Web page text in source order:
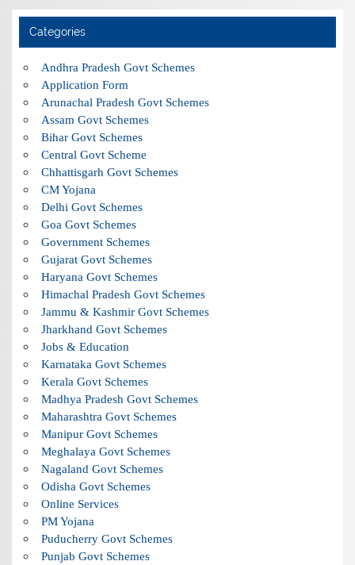
Categories
Andhra Pradesh Govt Schemes
Application Form
Arunachal Pradesh Govt Schemes
Assam Govt Schemes
Bihar Govt Schemes
Central Govt Scheme
Chhattisgarh Govt Schemes
CM Yojana
Delhi Govt Schemes
Goa Govt Schemes
Government Schemes
Gujarat Govt Schemes
Haryana Govt Schemes
Himachal Pradesh Govt Schemes
Jammu & Kashmir Govt Schemes
Jharkhand Govt Schemes
Jobs & Education
Karnataka Govt Schemes
Kerala Govt Schemes
Madhya Pradesh Govt Schemes
Maharashtra Govt Schemes
Manipur Govt Schemes
Meghalaya Govt Schemes
Nagaland Govt Schemes
Odisha Govt Schemes
Online Services
PM Yojana
Puducherry Govt Schemes
Punjab Govt Schemes